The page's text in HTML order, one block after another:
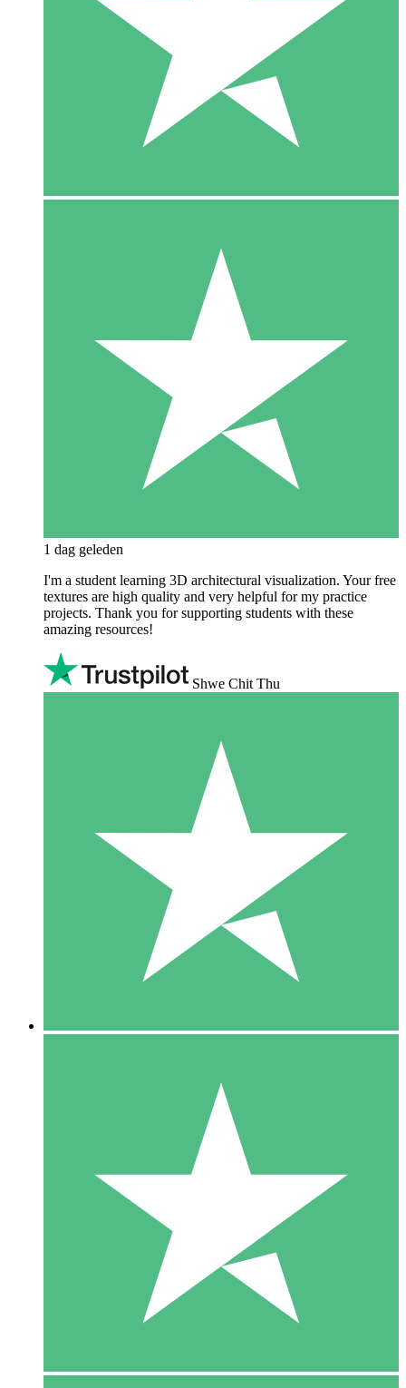
1 dag geleden
I'm a student learning 3D architectural visualization. Your free
textures are high quality and very helpful for my practice
projects. Thank you for supporting students with these
amazing resources!
Shwe Chit Thu